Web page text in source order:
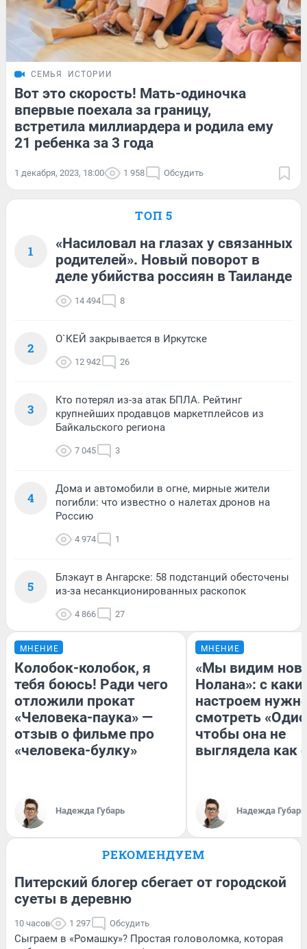
СЕМЬЯ ИСТОРИИ
Вот это скорость! Мать-одиночка
впервые поехала за границу,
встретила миллиардера и родила ему
21 ребенка за 3 года
1 декабря, 2023, 18:00 1 958 Обсудить
ТОП 5
1
«Насиловал на глазах у связанных
родителей». Новый поворот в
деле убийства россиян в Таиланде
14 494 8
2
О`КЕЙ закрывается в Иркутске
12 942 26
3
Кто потерял из-за атак БПЛА. Рейтинг
крупнейших продавцов маркетплейсов из
Байкальского региона
7 045 3
4
Дома и автомобили в огне, мирные жители
погибли: что известно о налетах дронов на
Россию
4 974 1
5
Блэкаут в Ангарске: 58 подстанций обесточены
из-за несанкционированных раскопок
4 866 27
МНЕНИЕ
Колобок-колобок, я
тебя боюсь! Ради чего
отложили прокат
«Человека-паука» —
отзыв о фильме про
«человека-булку»
Надежда Губарь
МНЕНИЕ
«Мы видим
Нолана»: с
настроем
смотреть
чтобы она не
выглядела как
Надежда Губарь
РЕКОМЕНДУЕМ
Питерский блогер сбегает от городской
суеты в деревню
10 часов 1 297 Обсудить
Сыграем в «Ромашку»? Простая головоломка, которая